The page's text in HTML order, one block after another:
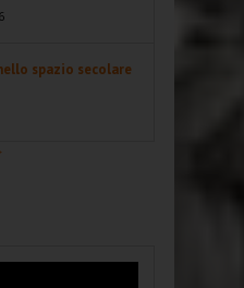
spazio secolare